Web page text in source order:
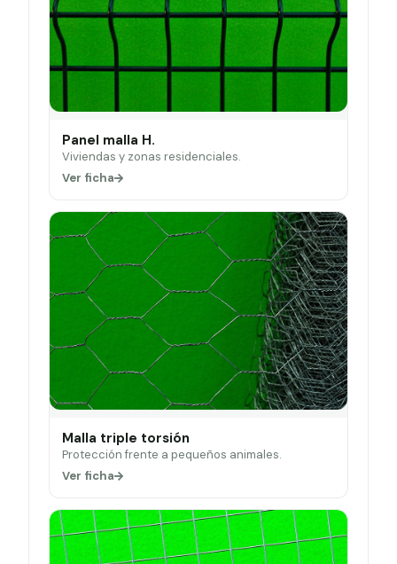
Panel malla H.
Viviendas y zonas residenciales.
Ver ficha
Malla triple torsión
Protección frente a pequeños animales.
Ver ficha